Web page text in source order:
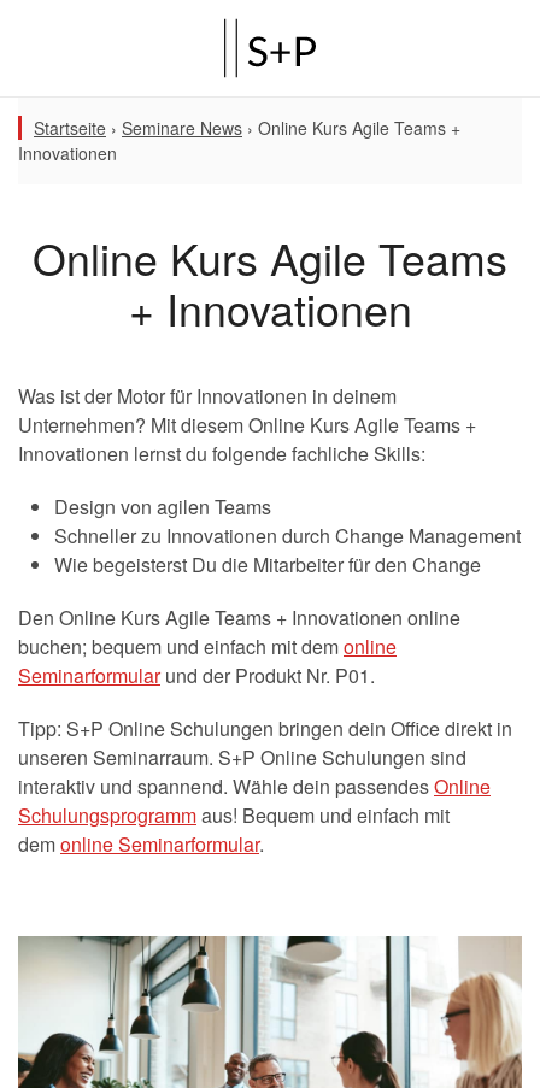
Startseite › Seminare News › Online Kurs Agile Teams +
Innovationen
Online Kurs Agile Teams
+ Innovationen
Was ist der Motor für Innovationen in deinem
Unternehmen? Mit diesem Online Kurs Agile Teams +
Innovationen lernst du folgende fachliche Skills:
Design von agilen Teams
Schneller zu Innovationen durch Change Management
Wie begeisterst Du die Mitarbeiter für den Change
Den Online Kurs Agile Teams + Innovationen online
buchen; bequem und einfach mit demonline
Seminarformularund der Produkt Nr. P01.
Tipp: S+P Online Schulungen bringen dein Office direkt in
unseren Seminarraum. S+P Online Schulungen sind
interaktiv und spannend. Wähle dein passendesOnline
Schulungsprogrammaus! Bequem und einfach mit
demonline Seminarformular.